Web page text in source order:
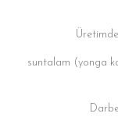
Üretimde
suntalam (yonga
Darbe